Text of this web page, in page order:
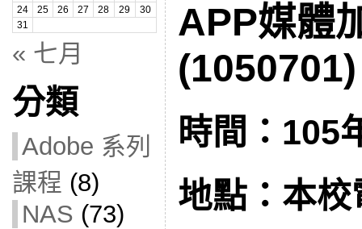
24
25 26 27 28 29
30
31
« 七月
分類
Adobe 系列
課程 (8)
NAS (73)
APP媒體
(1050701)
時間：105
地點：本